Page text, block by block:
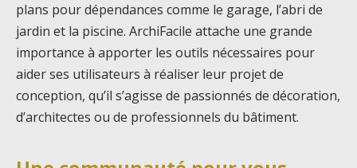
plans pour dépendances comme le garage, l’abri de
jardin et la piscine. ArchiFacile attache une grande
importance à apporter les outils nécessaires pour
aider ses utilisateurs à réaliser leur projet de
conception, qu’il s’agisse de passionnés de décoration,
d’architectes ou de professionnels du bâtiment.